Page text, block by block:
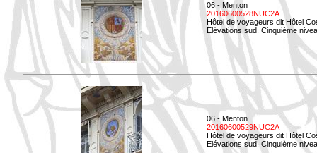
06 - Menton
20160600528NUC2A
Hôtel de voyageurs dit Hôtel
Elévations sud. Cinquième
06 - Menton
20160600529NUC2A
Hôtel de voyageurs dit Hôtel
Elévations sud. Cinquième